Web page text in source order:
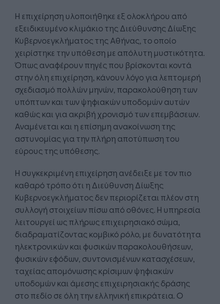
Η επιχείρηση υλοποιήθηκε εξ ολοκλήρου από
εξειδικευμένο κλιμάκιο της Διεύθυνσης Δίωξης
Κυβερνοεγκλήματος της Αθήνας, το οποίο
χειρίστηκε την υπόθεση με απόλυτη μυστικότητα.
Όπως αναφέρουν πηγές που βρίσκονται κοντά
στην όλη επιχείρηση, κάνουν λόγο για λεπτομερή
σχεδιασμό πολλών μηνών, παρακολούθηση των
υπόπτων και των ψηφιακών υποδομών αυτών
καθώς και για ακριβή χρονισμό των επεμβάσεων.
Αναμένεται και η επίσημη ανακοίνωση της
αστυνομίας για την πλήρη αποτύπωση του
εύρους της υπόθεσης.
Η συγκεκριμένη επιχείρηση ανέδειξε με τον πιο
καθαρό τρόπο ότι η Διεύθυνση Δίωξης
Κυβερνοεγκλήματος δεν περιορίζεται πλέον στη
συλλογή στοιχείων πίσω από οθόνες. Η υπηρεσία
λειτουργεί ως πλήρως επιχειρησιακό σώμα,
διαδραματίζοντας κομβικό ρόλο, με δυνατότητα
ηλεκτρονικών και φυσικών παρακολουθήσεων,
φυσικών εφόδων, συντονισμένων κατασχέσεων,
ταχείας απομόνωσης κρίσιμων ψηφιακών
υποδομών και άμεσης επιχειρησιακής δράσης
στο πεδίο σε όλη την ελληνική επικράτεια. Ο